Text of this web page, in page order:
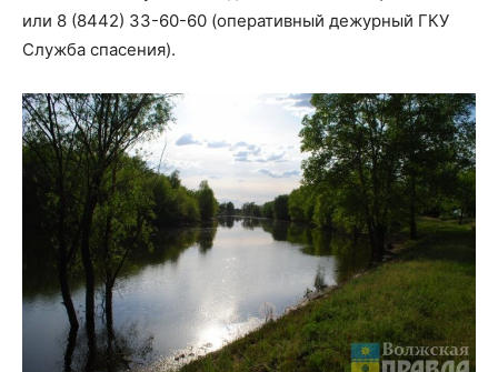
или 8 (8442) 33-60-60 (оперативный дежурный ГКУ
Служба спасения).